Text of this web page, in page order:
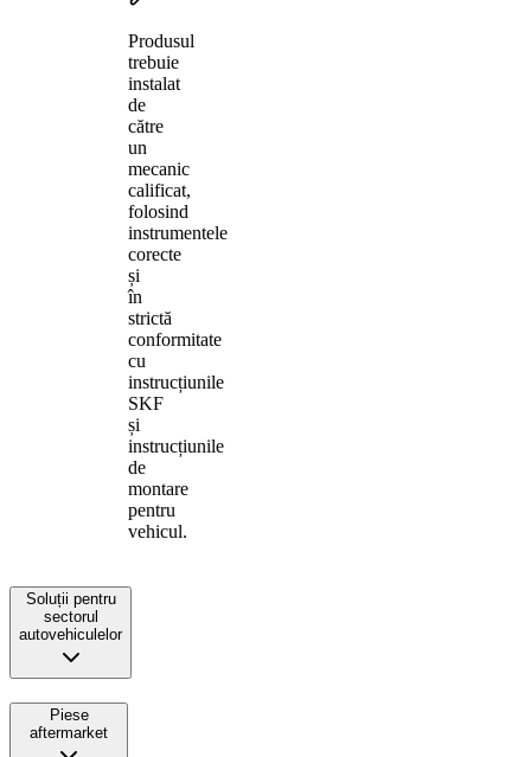
Produsul
trebuie
instalat
de
către
un
mecanic
calificat,
folosind
instrumentele
corecte
și
în
strictă
conformitate
cu
instrucțiunile
SKF
și
instrucțiunile
de
montare
pentru
vehicul.
Soluții pentru
sectorul
autovehiculelor
Piese
aftermarket